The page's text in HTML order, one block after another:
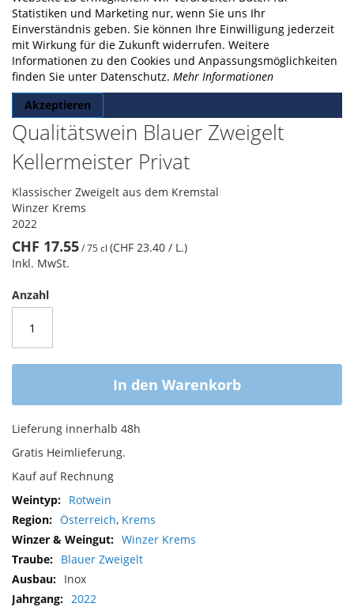
Statistiken und Marketing nur, wenn Sie uns Ihr
Einverständnis geben. Sie können Ihre Einwilligung jederzeit
mit Wirkung für die Zukunft widerrufen. Weitere
Informationen zu den Cookies und Anpassungsmöglichkeiten
finden Sie unter Datenschutz. Mehr Informationen
Akzeptieren
Qualitätswein Blauer Zweigelt
Kellermeister Privat
Klassischer Zweigelt aus dem Kremstal
Winzer Krems
2022
CHF 17.55/75 cl (CHF 23.40 / L.)
Inkl. MwSt.
Anzahl
In den Warenkorb
Lieferung innerhalb 48h
Gratis Heimlieferung.
Kauf auf Rechnung
the
images
gallery
Mehr
Informationen
Rotwein
Österreich, Krems
Winzer Krems
Blauer Zweigelt
Inox
2022